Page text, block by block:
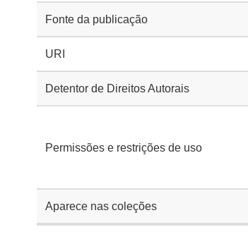
Fonte da publicação
URI
Detentor de Direitos Autorais
Permissões e restrições de uso
Aparece nas coleções